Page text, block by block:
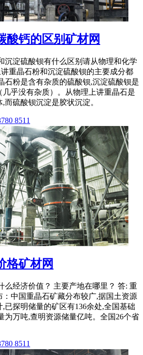
酸钙的区别矿材网
沉淀硫酸钡有什么区别请从物理和化学
重晶石粉和沉淀硫酸钡的主要成分都
石粉是含有杂质的硫酸钡,沉淀硫酸钡是
几乎没有杂质）。从物理上讲重晶石是
而硫酸钡沉淀是胶状沉淀。
8511
格矿材网
么经济价值？ 主要产地在哪里？ 答: 重
：中国重晶石矿藏分布较广,据国土资源
,已探明储量的矿区有136余处,全国基础
为万吨,查明资源储量亿吨。全国26个省
8511